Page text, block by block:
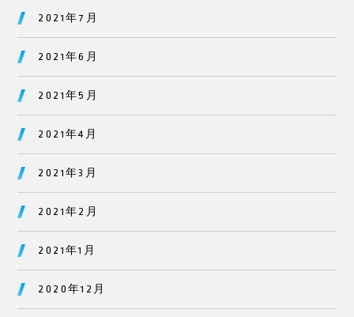
2021年7月
2021年6月
2021年5月
2021年4月
2021年3月
2021年2月
2021年1月
2020年12月